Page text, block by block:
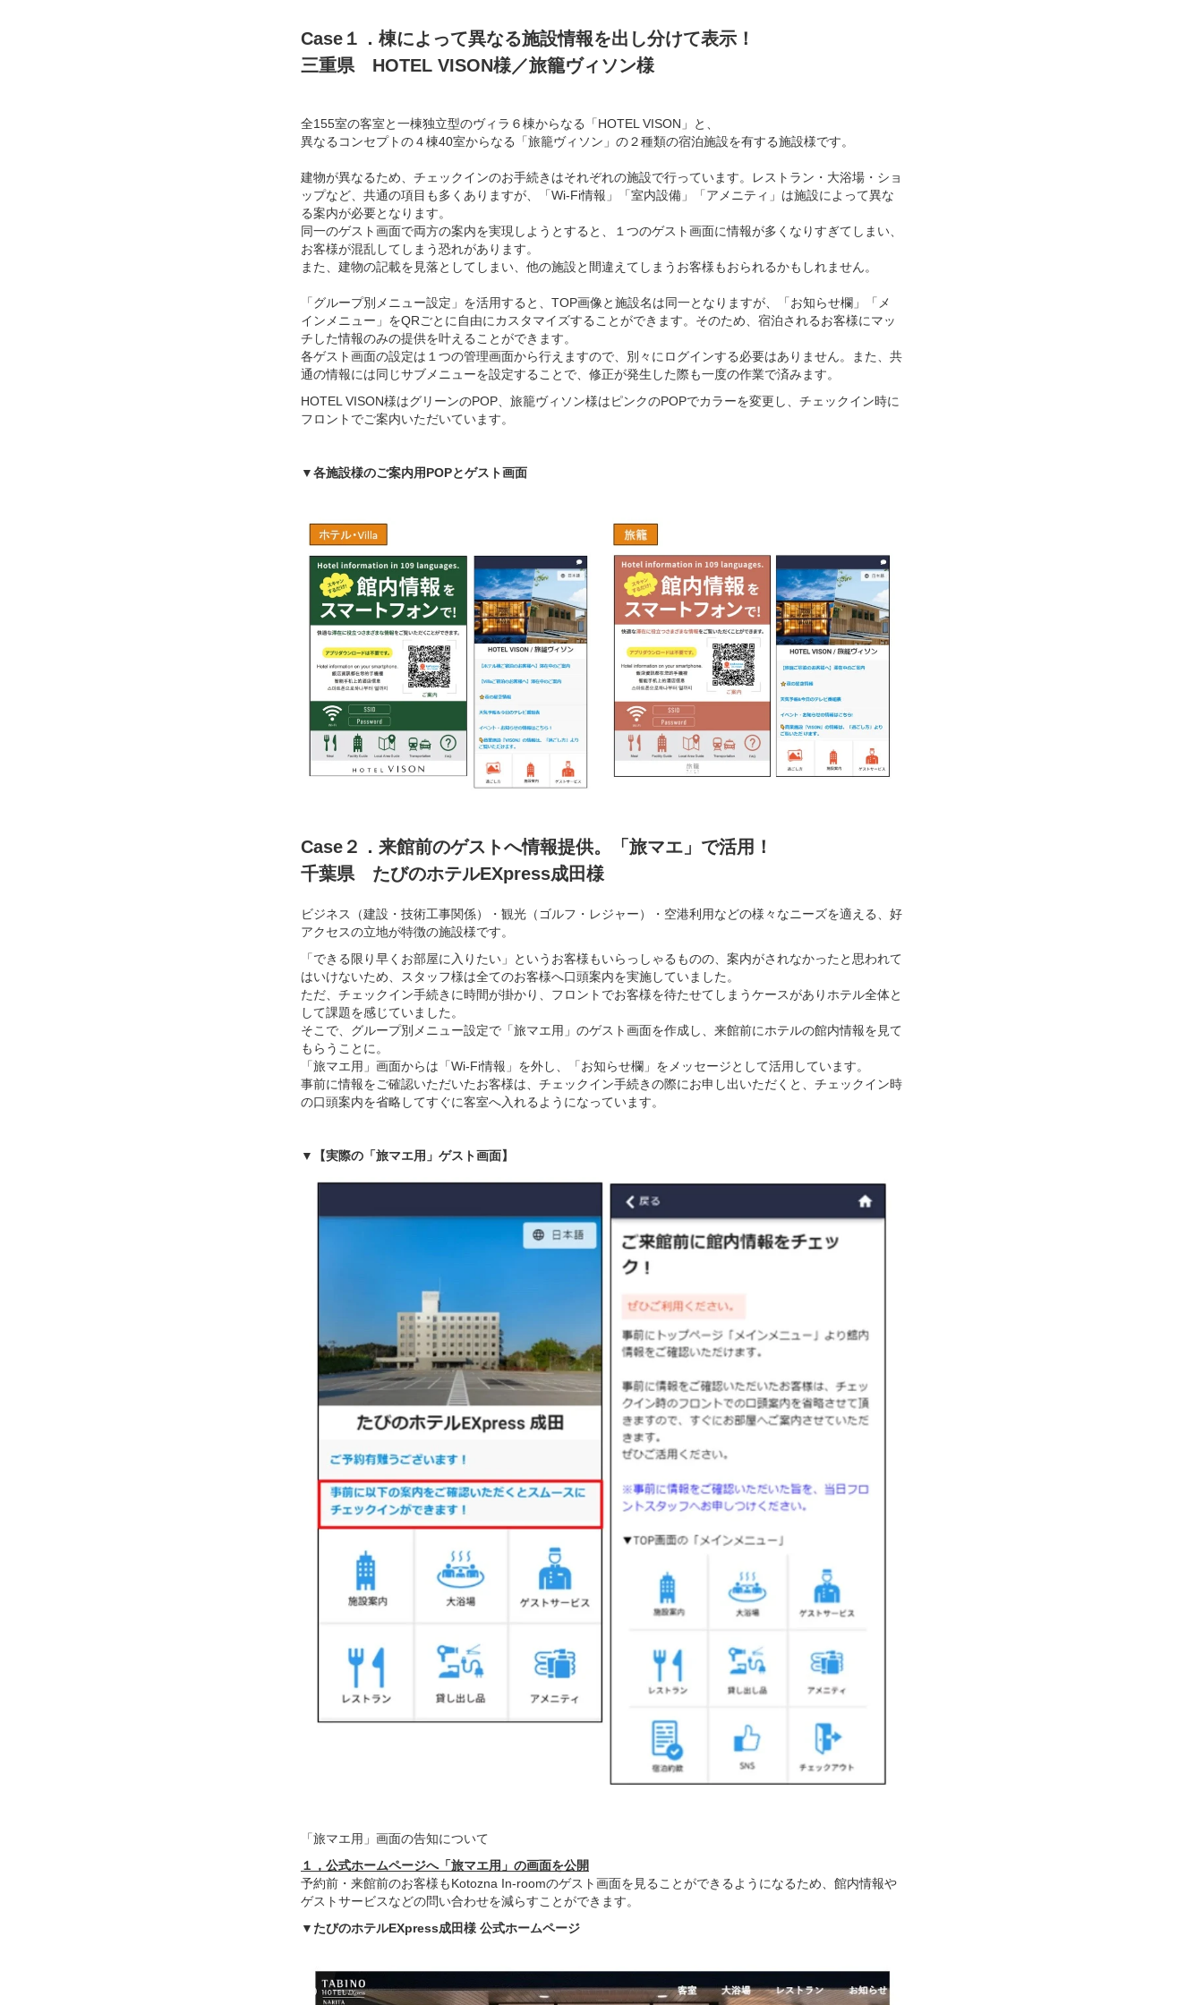
Case１．棟によって異なる施設情報を出し分けて表示！
三重県 HOTEL VISON様／旅籠ヴィソン様
全155室の客室と一棟独立型のヴィラ６棟からなる「HOTEL VISON」と、
異なるコンセプトの４棟40室からなる「旅籠ヴィソン」の２種類の宿泊施設を有する施設様です。
建物が異なるため、チェックインのお手続きはそれぞれの施設で行っています。レストラン・大浴場・ショ
ップなど、共通の項目も多くありますが、「Wi-Fi情報」「室内設備」「アメニティ」は施設によって異な
る案内が必要となります。
同一のゲスト画面で両方の案内を実現しようとすると、１つのゲスト画面に情報が多くなりすぎてしまい、
お客様が混乱してしまう恐れがあります。
また、建物の記載を見落としてしまい、他の施設と間違えてしまうお客様もおられるかもしれません。
「グループ別メニュー設定」を活用すると、TOP画像と施設名は同一となりますが、「お知らせ欄」「メ
インメニュー」をQRごとに自由にカスタマイズすることができます。そのため、宿泊されるお客様にマッ
チした情報のみの提供を叶えることができます。
各ゲスト画面の設定は１つの管理画面から行えますので、別々にログインする必要はありません。また、共
通の情報には同じサブメニューを設定することで、修正が発生した際も一度の作業で済みます。
HOTEL VISON様はグリーンのPOP、旅籠ヴィソン様はピンクのPOPでカラーを変更し、チェックイン時に
フロントでご案内いただいています。
▼各施設様のご案内用POPとゲスト画面
Case２．来館前のゲストへ情報提供。「旅マエ」で活用！
千葉県 たびのホテルEXpress成田様
ビジネス（建設・技術工事関係）・観光（ゴルフ・レジャー）・空港利用などの様々なニーズを適える、好
アクセスの立地が特徴の施設様です。
「できる限り早くお部屋に入りたい」というお客様もいらっしゃるものの、案内がされなかったと思われて
はいけないため、スタッフ様は全てのお客様へ口頭案内を実施していました。
ただ、チェックイン手続きに時間が掛かり、フロントでお客様を待たせてしまうケースがありホテル全体と
して課題を感じていました。
そこで、グループ別メニュー設定で「旅マエ用」のゲスト画面を作成し、来館前にホテルの館内情報を見て
もらうことに。
「旅マエ用」画面からは「Wi-Fi情報」を外し、「お知らせ欄」をメッセージとして活用しています。
事前に情報をご確認いただいたお客様は、チェックイン手続きの際にお申し出いただくと、チェックイン時
の口頭案内を省略してすぐに客室へ入れるようになっています。
▼【実際の「旅マエ用」ゲスト画面】
「旅マエ用」画面の告知について
１，公式ホームページへ「旅マエ用」の画面を公開
予約前・来館前のお客様もKotozna In-roomのゲスト画面を見ることができるようになるため、館内情報や
ゲストサービスなどの問い合わせを減らすことができます。
▼たびのホテルEXpress成田様 公式ホームページ